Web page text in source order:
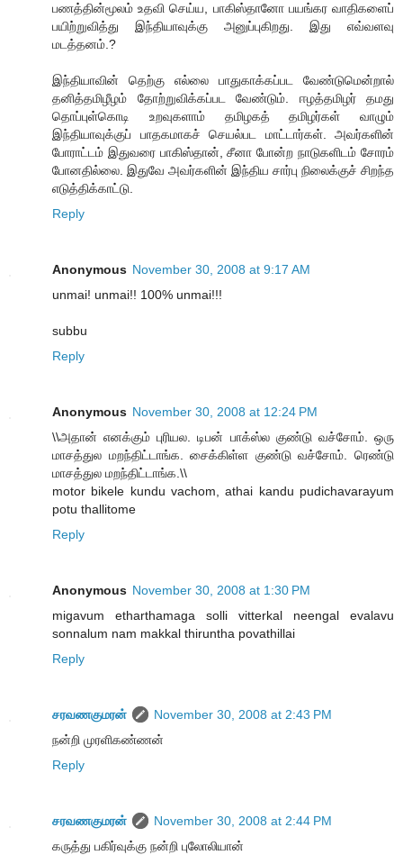
பணத்தின்மூலம் உதவி செய்ய, பாகிஸ்தானோ பயங்கர வாதிகளைப்
பயிற்றுவித்து இந்தியாவுக்கு அனுப்புகிறது. இது எவ்வளவு
மடத்தனம்.?
இந்தியாவின் தெற்கு எல்லை பாதுகாக்கப்பட வேண்டுமென்றால்
தனித்தமிழீழம் தோற்றுவிக்கப்பட வேண்டும். ஈழத்தமிழர் தமது
தொப்புள்கொடி உறவுகளாம் தமிழகத் தமிழர்கள் வாழும்
இந்தியாவுக்குப் பாதகமாகச் செயல்பட மாட்டார்கள். அவர்களின்
போராட்டம் இதுவரை பாகிஸ்தான், சீனா போன்ற நாடுகளிடம் சோரம்
போன‌தில்லை. இதுவே அவர்களின் இந்திய சார்பு நிலைக்குச் சிறந்த
எடுத்திக்காட்டு.
Reply
Anonymous November 30, 2008 at 9:17 AM
unmai! unmai!! 100% unmai!!!
subbu
Reply
Anonymous November 30, 2008 at 12:24 PM
\\அதான் எனக்கும் புரியல. டிபன் பாக்ஸ்ல குண்டு வச்சோம். ஒரு
மாசத்துல மறந்திட்டாங்க. சைக்கிள்ள குண்டு வச்சோம். ரெண்டு
மாசத்துல மறந்திட்டாங்க.\\
motor bikele kundu vachom, athai kandu pudichavarayum
potu thallitome
Reply
Anonymous November 30, 2008 at 1:30 PM
migavum etharthamaga solli vitterkal neengal evalavu
sonnalum nam makkal thiruntha povathillai
Reply
சரவணகுமரன்
November 30, 2008 at 2:43 PM
நன்றி முரளிகண்ணன்
Reply
சரவணகுமரன்
November 30, 2008 at 2:44 PM
கருத்து பகிர்வுக்கு நன்றி புலோலியான்